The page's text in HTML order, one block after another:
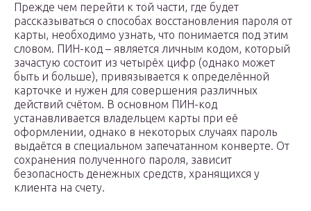
Прежде чем перейти к той части, где будет
рассказываться о способах восстановления пароля от
карты, необходимо узнать, что понимается под этим
словом. ПИН-код – является личным кодом, который
зачастую состоит из четырёх цифр (однако может
быть и больше), привязывается к определённой
карточке и нужен для совершения различных
действий счётом. В основном ПИН-код
устанавливается владельцем карты при её
оформлении, однако в некоторых случаях пароль
выдаётся в специальном запечатанном конверте. От
сохранения полученного пароля, зависит
безопасность денежных средств, хранящихся у
клиента на счету.